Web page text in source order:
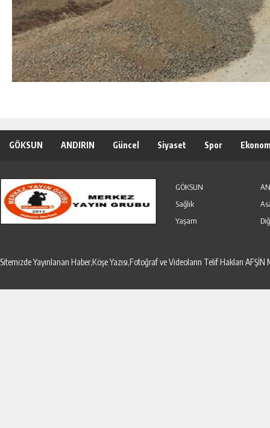
GÖKSUN ANDIRIN Güncel Siyaset Spor
GÖKSUN
Sağlık
Yaşam
Sitemizde Yayınlanan Haber,Köşe Yazısı,Fotoğraf ve Videoların Telif Hakları